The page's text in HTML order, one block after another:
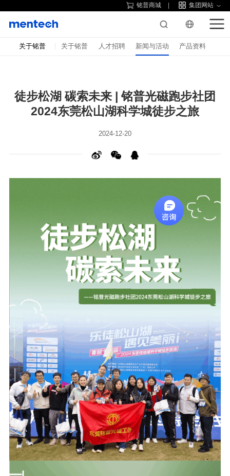
铭普商城 集团网站
关于铭普 关于铭普 人才招聘 新闻与活动 产品资料
2024东莞松山湖科学城徒步之旅
2024-12-20